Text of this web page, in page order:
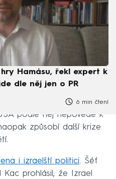
Hamásu, řekl expert k
dle něj jen o PR
6 min čtení
podle něj nepovede k
způsobí další krize
i izraelští politici. Šéf
Kac prohlásil, že Izrael